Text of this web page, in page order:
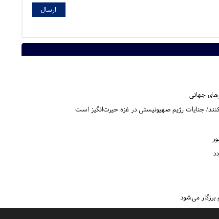
جهانی
جنایات رژیم صهیونیستی در غزه حیرت‌انگیز است
برزگار می‌شود